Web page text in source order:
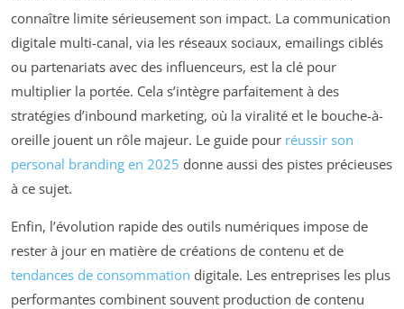
connaître limite sérieusement son impact. La communication
digitale multi-canal, via les réseaux sociaux, emailings ciblés
ou partenariats avec des influenceurs, est la clé pour
multiplier la portée. Cela s’intègre parfaitement à des
stratégies d’inbound marketing, où la viralité et le bouche-à-
oreille jouent un rôle majeur. Le guide pour réussir son
personal branding en 2025 donne aussi des pistes précieuses
à ce sujet.
Enfin, l’évolution rapide des outils numériques impose de
rester à jour en matière de créations de contenu et de
tendances de consommation digitale. Les entreprises les plus
performantes combinent souvent production de contenu